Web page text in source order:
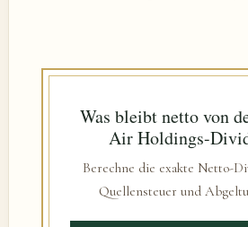
Was bleibt netto von
Air Holdings-
Berechne die exakte Netto-
Quellensteuer und